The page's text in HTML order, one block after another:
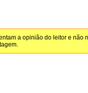
a opinião do leitor e não